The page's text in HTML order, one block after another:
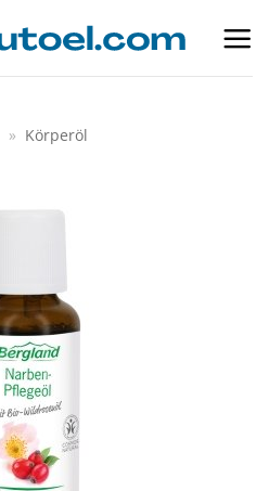
» Körperöl